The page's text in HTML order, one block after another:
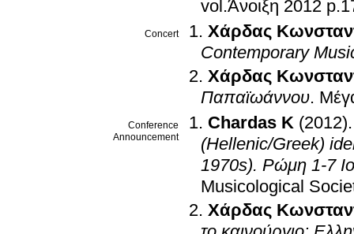
Concert
Χάρδας
Contemporary
Χάρδας
Παπαϊωάννου.
Conference
Announcement
Chardas K (2012)
(Hellenic/Greek)
1970s). Ρώμη 1-7
Musicological
Χάρδας